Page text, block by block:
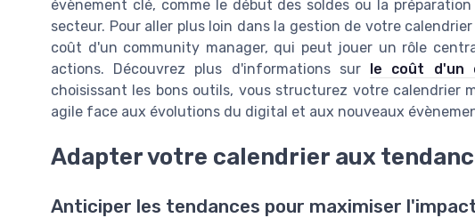
évènement clé, comme le début des soldes ou la
secteur. Pour aller plus loin dans la gestion de votre
coût d'un community manager, qui peut jouer un rôle
actions. Découvrez plus d'informations sur
le coût d'un
choisissant les bons outils, vous structurez votre calendrier
agile face aux évolutions du digital et aux nouveaux
Adapter votre calendrier aux
Anticiper les tendances pour maximiser